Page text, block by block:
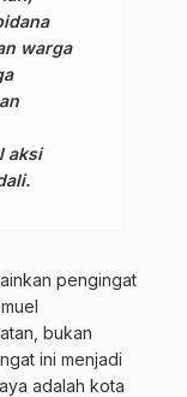
warga
aksi
pengingat
bukan
ini menjadi
adalah kota